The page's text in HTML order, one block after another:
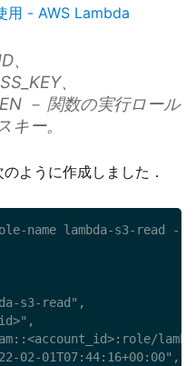
用 - AWS Lambda
、
、
－ 関数の実行ロール
キー。
ように作成しました．
name lambda-s3-read
s3-read",
02-01T07:44:16+00:00",